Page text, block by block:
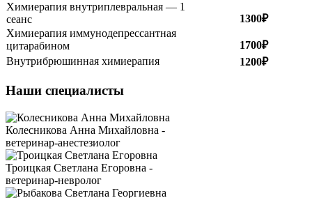
Химиерапия внутриплевральная — 1
сеанс
1300₽
Химиерапия иммунодепрессантная
цитарабином
1700₽
Внутрибрюшинная химиерапия
1200₽
Наши специалисты
Колесникова Анна Михайловна -
ветеринар-анестезиолог
Троицкая Светлана Егоровна -
ветеринар-невролог